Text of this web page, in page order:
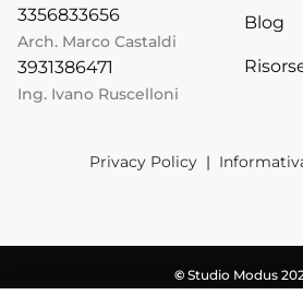
3356833656
Arch. Marco Castaldi
3931386471
Ing. Ivano Ruscelloni
Blog
Privacy Policy |
© Studio Modus